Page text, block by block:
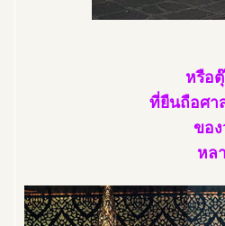
หรือ
ที่ยืนถือศา
ขอ
หล